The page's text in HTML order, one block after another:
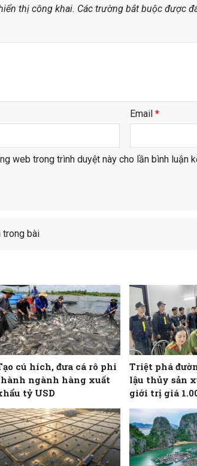
thị công khai. Các trường bắt buộc được
Email*
web trong trình duyệt này cho lần bình luận
trong bài
cú hích, đưa cá rô phi
ngành hàng xuất
tỷ USD
Triệt phá
lậu thủy sản
giới trị giá